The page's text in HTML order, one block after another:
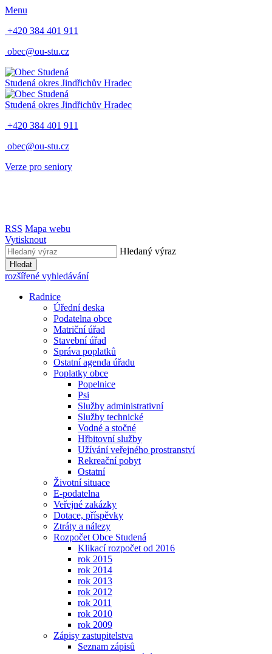
Menu
+420 384 401 911
obec@ou-stu.cz
Studená okres Jindřichův Hradec
Studená okres Jindřichův Hradec
+420 384 401 911
obec@ou-stu.cz
Verze pro seniory
RSS Mapa webu
Vytisknout
Hledaný výraz
Hledat
rozšířené vyhledávání
Radnice
Úřední deska
Podatelna obce
Matriční úřad
Stavební úřad
Správa poplatků
Ostatní agenda úřadu
Poplatky obce
Popelnice
Psi
Služby administrativní
Služby technické
Vodné a stočné
Hřbitovní služby
Užívání veřejného prostranství
Rekreační pobyt
Ostatní
Životní situace
E-podatelna
Veřejné zakázky
Dotace, příspěvky
Ztráty a nálezy
Rozpočet Obce Studená
Klikací rozpočet od 2016
rok 2015
rok 2014
rok 2013
rok 2012
rok 2011
rok 2010
rok 2009
Zápisy zastupitelstva
Seznam zápisů